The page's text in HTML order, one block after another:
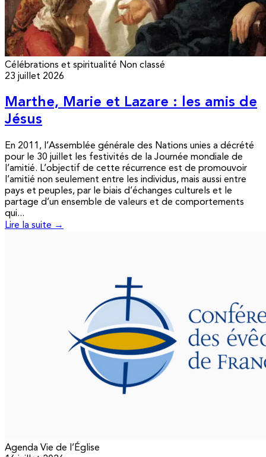
Célébrations et spiritualité Non classé
23 juillet 2026
Marthe, Marie et Lazare : les amis de
Jésus
En 2011, l’Assemblée générale des Nations unies a décrété
pour le 30 juillet les festivités de la Journée mondiale de
l’amitié. L’objectif de cette récurrence est de promouvoir
l’amitié non seulement entre les individus, mais aussi entre
pays et peuples, par le biais d’échanges culturels et le
partage d’un ensemble de valeurs et de comportements
qui...
Lire la suite →
Agenda Vie de l’Église